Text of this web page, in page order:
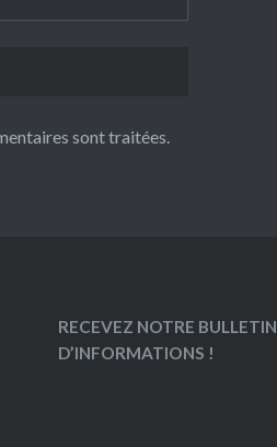
sont traitées
RECEVEZ NOTRE BULLETIN
D’INFORMATIONS !